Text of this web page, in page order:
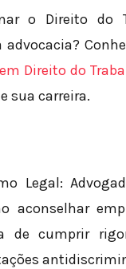
o Direito do
advocacia?
Direito do
sua carreira.
Legal:
aconselhar
de cumprir